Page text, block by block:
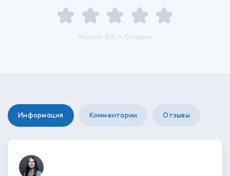
Рейтинг: 0/5 — 0 голосов
Информация Комментарии Отзывы